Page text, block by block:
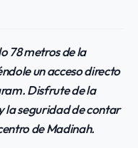
78 metros de la
un acceso directo
Disfrute de la
la seguridad de contar
de Madinah.